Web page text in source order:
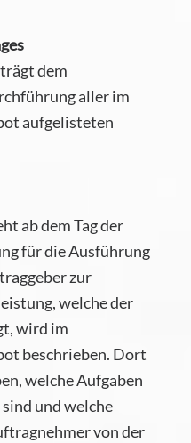
dem
aller im
aufgelisteten
ab dem Tag der
für die Ausführung
zur
welche der
wird im
beschrieben. Dort
welche Aufgaben
und welche
von der